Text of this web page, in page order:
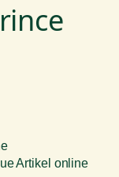
Artikel online